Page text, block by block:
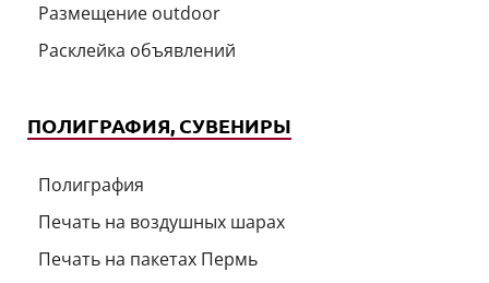
Размещение outdoor
Расклейка объявлений
ПОЛИГРАФИЯ, СУВЕНИРЫ
Полиграфия
Печать на воздушных шарах
Печать на пакетах Пермь